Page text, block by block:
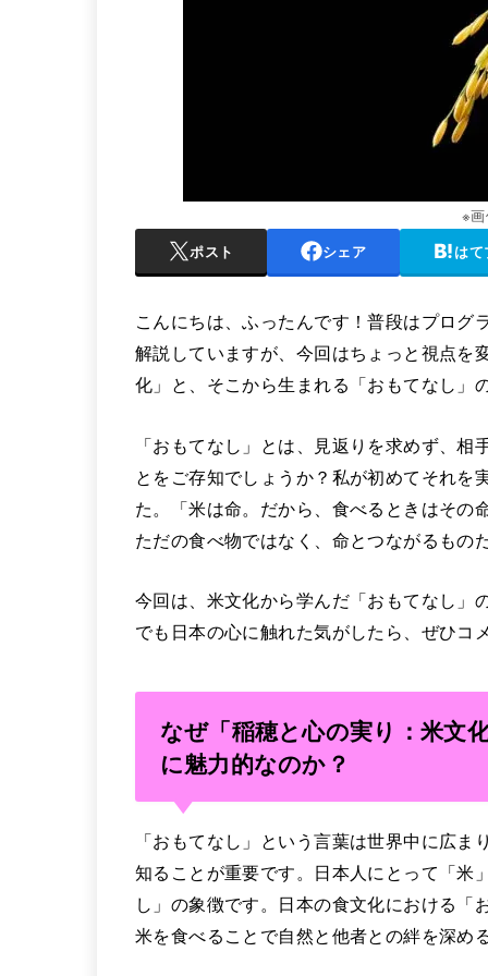
※
ポスト
シェア はて
こんにちは、ふったんです！普段はプロ
解説していますが、今回はちょっと視点を
化」と、そこから生まれる「おもてなし」
「おもてなし」とは、見返りを求めず、
とをご存知でしょうか？私が初めてそれ
た。「米は命。だから、食べるときはその
ただの食べ物ではなく、命とつながるもの
今回は、米文化から学んだ「おもてなし」
でも日本の心に触れた気がしたら、ぜひコ
なぜ「稲穂と心の実り：米文
に魅力的なのか？
「おもてなし」という言葉は世界中に広
知ることが重要です。日本人にとって「米
し」の象徴です。日本の食文化における
米を食べることで自然と他者との絆を深め